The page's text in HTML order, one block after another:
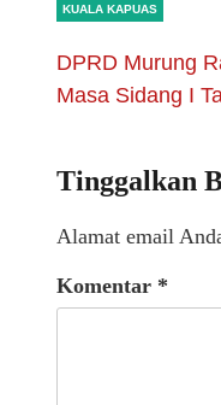
KUALA KAPUAS
DPRD Murung
Masa Sidang I
Tinggalkan
Alamat email
Komentar *